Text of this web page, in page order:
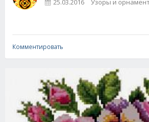
Комментировать